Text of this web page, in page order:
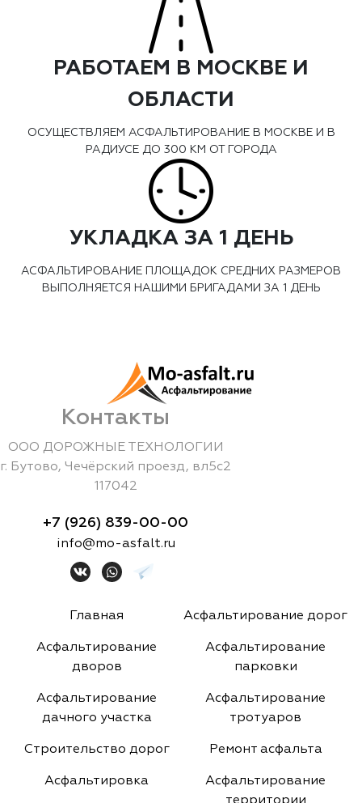
РАБОТАЕМ В МОСКВЕ И
ОБЛАСТИ
ОСУЩЕСТВЛЯЕМ АСФАЛЬТИРОВАНИЕ В МОСКВЕ И В
РАДИУСЕ ДО 300 КМ ОТ ГОРОДА
УКЛАДКА ЗА 1 ДЕНЬ
АСФАЛЬТИРОВАНИЕ ПЛОЩАДОК СРЕДНИХ РАЗМЕРОВ
ВЫПОЛНЯЕТСЯ НАШИМИ БРИГАДАМИ ЗА 1 ДЕНЬ
Контакты
ООО ДОРОЖНЫЕ ТЕХНОЛОГИИ
г. Бутово, Чечёрский проезд, вл5с2
117042
+7 (926) 839-00-00
info@mo-asfalt.ru
Главная Асфальтирование дорог
Асфальтирование
дворов
Асфальтирование
парковки
Асфальтирование
дачного участка
Асфальтирование
тротуаров
Строительство дорог Ремонт асфальта
Асфальтировка
Асфальтирование